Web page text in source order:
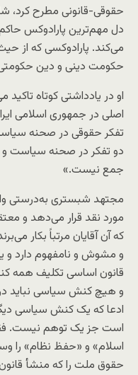
حقوقی-قانونی مطرح کرد،
دل مهم‌ترین پارادوکس
می‌کند. پارادوکسی که از
حکومت دینی و دین
او در یادداشتی کوتاه
اصلی در جمهوری اسلامی
تفکر حقوقی در صحنه
دو تفکر در صحنه سیاست و
جمع نیست.»
مجتهد شبستری به‌درستی
مورد نقد قرار می‌دهد و
که آن آقایان مرتباً بکار
و مشوش و نامفهوم دارد
قانون اساسی تکلیف همه
و هیچ کنش سیاسی نباید
ادعا که یک کنش سیاسی
است جز یک توهم نیست.
اسلام» و «حفظ نظام» را
حقوق ملت را که منشأ